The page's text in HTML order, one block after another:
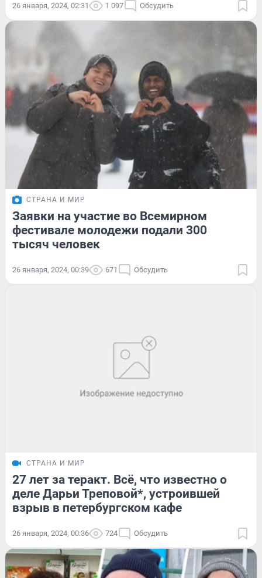
26 января, 2024, 02:31 1 097 Обсудить
СТРАНА И МИР
Заявки на участие во Всемирном
фестивале молодежи подали 300
тысяч человек
26 января, 2024, 00:39 671 Обсудить
СТРАНА И МИР
27 лет за теракт. Всё, что известно о
деле Дарьи Треповой*, устроившей
взрыв в петербургском кафе
26 января, 2024, 00:36 724 Обсудить